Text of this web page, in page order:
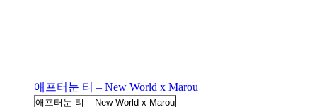
애프터눈 티 – New World x Marou
애프터눈 티 – New World x Marou